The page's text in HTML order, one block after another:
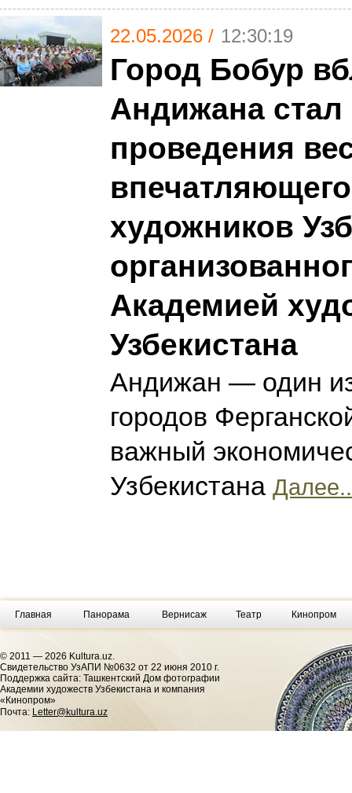
22.05.2026 / 12:30:19
Город Бобур
Андижана стал
проведения
художников
Академией
Узбекистана
Андижан — один
городов
важный
Узбекистана
Главная Панорама Вернисаж Театр Кинопром
© 2011 — 2026 Kultura.uz.
Cвидетельство УзАПИ №0632 от 22 июня 2010 г.
Поддержка сайта: Ташкентский Дом фотографии
Академии художеств Узбекистана и компания
«Кинопром»
Почта: Letter@kultura.uz